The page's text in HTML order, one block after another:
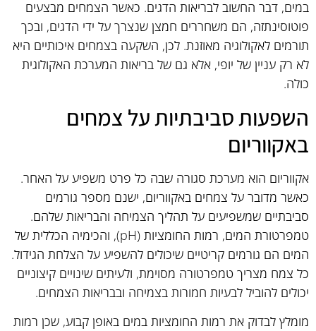
במים, דבר החשוב לבריאות הדגים. כאשר הצמחים מבצעים
פוטוסינתזה, הם משחררים חמצן שנצרך על ידי הדגים, ובכך
תורמים לאקולוגיה מאוזנת. לכן, השקעה בצמחים איכותיים היא
לא רק עניין של יופי, אלא גם של בריאות המערכת האקולוגית
כולה.
השפעות סביבתיות על צמחים
באקווריום
אקווריום הוא מערכת סגורה שבה כל פרט משפיע על האחר.
כאשר מדובר על צמחים באקווריום, ישנם מספר גורמים
סביבתיים שמשפיעים על תהליך הצמיחה והבריאות שלהם.
טמפרטורת המים, רמות החומציות (pH), והכימיה הכללית של
המים הם גורמים קריטיים שיכולים להשפיע על הצלחת הגידול.
כל צמח מצריך טמפרטורה מסוימת, ולעיתים שינויים קיצוניים
יכולים להוביל לבעיות חמורות בצמיחה ובבריאות הצמחים.
מומלץ לבדוק את רמות החומציות במים באופן קבוע, שכן רמות